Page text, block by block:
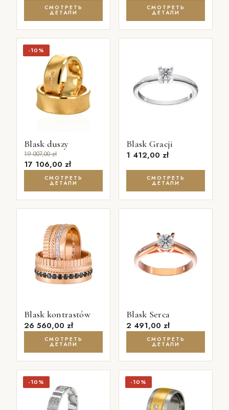
СМОТРЕТЬ
ДЕТАЛИ
СМОТРЕТЬ
ДЕТАЛИ
-10%
Blask duszy
19 007,00zł
17 106,00 zł
СМОТРЕТЬ
ДЕТАЛИ
Blask Gracji
1 412,00 zł
СМОТРЕТЬ
ДЕТАЛИ
Blask kontrastów
26 560,00 zł
СМОТРЕТЬ
ДЕТАЛИ
Blask Serca
2 491,00 zł
СМОТРЕТЬ
ДЕТАЛИ
-10% -10%